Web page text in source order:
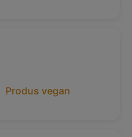
Produs vegan